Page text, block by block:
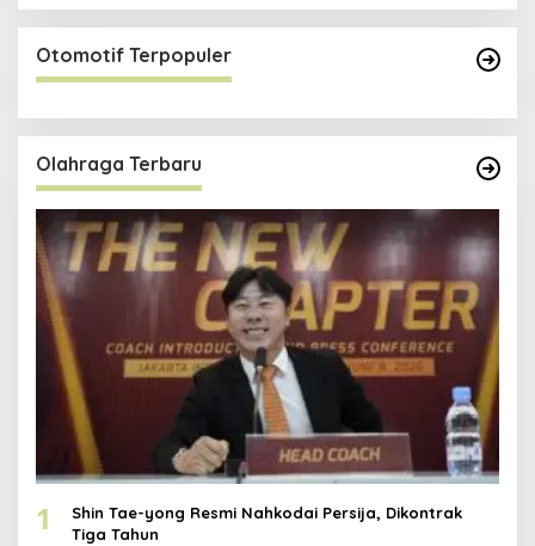
Otomotif Terpopuler
Olahraga Terbaru
1
Shin Tae-yong Resmi Nahkodai Persija, Dikontrak
Tiga Tahun